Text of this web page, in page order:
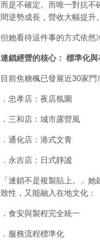
而是不確定。而唯一對抗不
間逆勢成長，營收大幅提升。
但她看待這件事的方式依然
連鎖經營的核心： 標準化與
目前焦糖楓已發展近30家門
．忠孝店：夜店氛圍
．三和店：城市露營風
．通化店：港式文青
．永吉店：日式靜謐
「連鎖不是複製貼上。」
致性，又能融入在地文化：
．食安與製程完全統一
．服務流程標準化